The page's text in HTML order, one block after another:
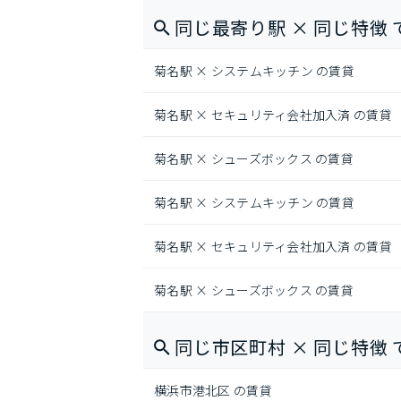
同じ最寄り駅 × 同じ特徴
菊名駅 × システムキッチン の賃貸
菊名駅 × セキュリティ会社加入済 の賃貸
菊名駅 × シューズボックス の賃貸
菊名駅 × システムキッチン の賃貸
菊名駅 × セキュリティ会社加入済 の賃貸
菊名駅 × シューズボックス の賃貸
同じ市区町村 × 同じ特徴
横浜市港北区 の賃貸